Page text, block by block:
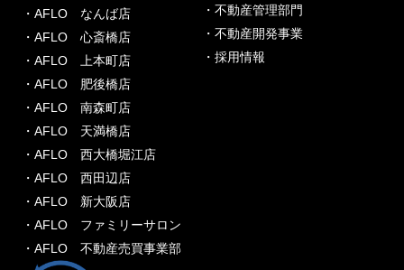
・AFLO なんば店
・AFLO 心斎橋店
・AFLO 上本町店
・AFLO 肥後橋店
・AFLO 南森町店
・AFLO 天満橋店
・AFLO 西大橋堀江店
・AFLO 西田辺店
・AFLO 新大阪店
・AFLO ファミリーサロン
・AFLO 不動産売買事業部
・不動産管理部門
・不動産開発事業
・採用情報